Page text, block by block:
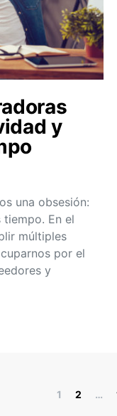
y
una obsesión:
tiempo. En el
múltiples
por el
y
1 2 …